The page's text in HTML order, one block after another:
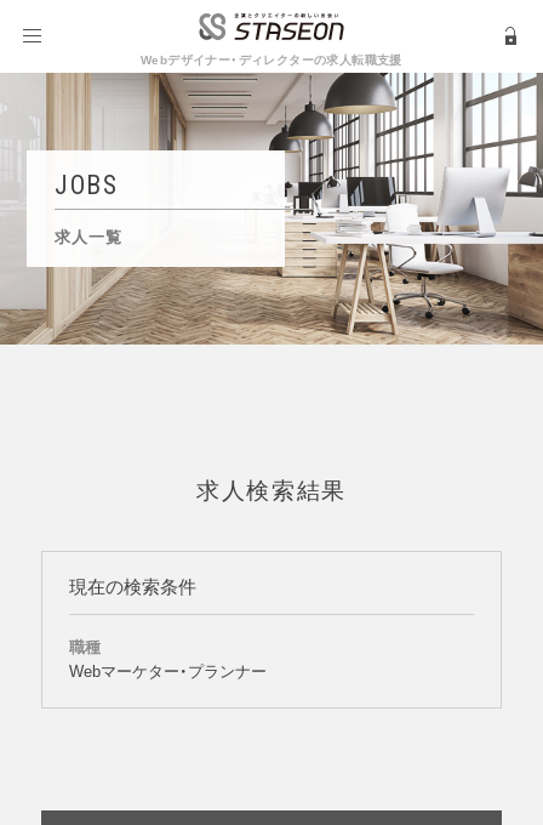
Webデザイナー・ディレクターの求人転職支援
JOBS
求人一覧
求人検索結果
現在の検索条件
職種
Webマーケター・プランナー